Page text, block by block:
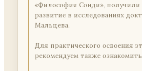
«Философия Сонди», получили
развитие в исследованиях
Мальцева.
Для практического освоения
рекомендуем также